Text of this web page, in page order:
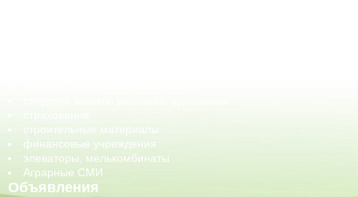
строительные материалы
финансовые учреждения
элеваторы, мелькомбинаты
Аграрные СМИ
Объявления